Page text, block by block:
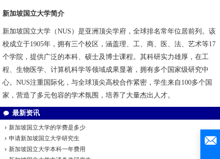
新加坡国立大学简介
新加坡国立大学（NUS）是亚洲顶尖学府，全球排名常年位居前列。该
校成立于1905年，拥有三个校区，涵盖理、工、商、医、法、艺术等17
个学院，提供广泛的本科、硕士及博士课程。其科研实力雄厚，在工
程、生物医学、计算机科学等领域成果显著，拥有多个国家级研究中
心。NUS注重国际化，与全球顶尖高校合作紧密，学生来自100多个国
家，营造了多元包容的学术氛围，培养了大量杰出人才。
最新资讯
新加坡国立大学的学费是多少
申请新加坡国立大学研究生
新加坡国立大学本科一年费用